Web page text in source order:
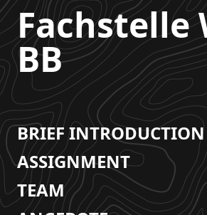
Fachstelle
BB
BRIEF INTRODUCTION
ASSIGNMENT
TEAM